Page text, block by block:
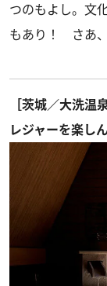
つのもよし。文
もあり！ さあ、
［茨城／大洗温
レジャーを楽し